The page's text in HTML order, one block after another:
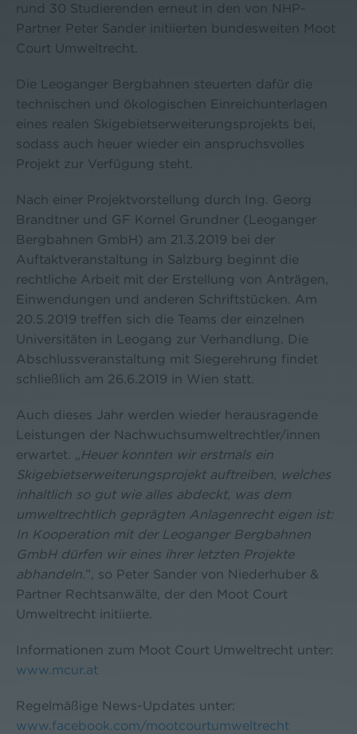
rund 30 Studierenden erneut in den von NHP-
Partner Peter Sander initiierten bundesweiten Moot
Court Umweltrecht.
Die Leoganger Bergbahnen steuerten dafür die
technischen und ökologischen Einreichunterlagen
eines realen Skigebietserweiterungsprojekts bei,
sodass auch heuer wieder ein anspruchsvolles
Projekt zur Verfügung steht.
Nach einer Projektvorstellung durch Ing. Georg
Brandtner und GF Kornel Grundner (Leoganger
Bergbahnen GmbH) am 21.3.2019 bei der
Auftaktveranstaltung in Salzburg beginnt die
rechtliche Arbeit mit der Erstellung von Anträgen,
Einwendungen und anderen Schriftstücken. Am
20.5.2019 treffen sich die Teams der einzelnen
Universitäten in Leogang zur Verhandlung. Die
Abschlussveranstaltung mit Siegerehrung findet
schließlich am 26.6.2019 in Wien statt.
Auch dieses Jahr werden wieder herausragende
Leistungen der Nachwuchsumweltrechtler/innen
erwartet. „
Heuer konnten wir erstmals ein
Skigebietserweiterungsprojekt auftreiben, welches
inhaltlich so gut wie alles abdeckt, was dem
umweltrechtlich geprägten Anlagenrecht eigen ist:
In Kooperation mit der Leoganger Bergbahnen
GmbH dürfen wir eines ihrer letzten Projekte
abhandeln.”, so Peter Sander von Niederhuber &
Partner Rechtsanwälte, der den Moot Court
Umweltrecht initiierte.
Informationen zum Moot Court Umweltrecht unter:
www.mcur.at
Regelmäßige News-Updates unter:
www.facebook.com/mootcourtumweltrecht